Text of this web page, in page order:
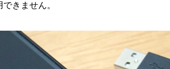
きません。